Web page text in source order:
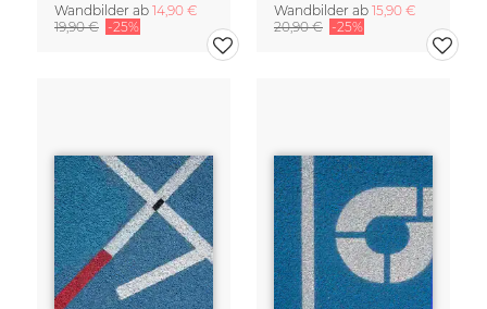
Wandbilder ab 14,90 €
19,90 € -25%
Wandbilder ab 15,90 €
20,90 € -25%